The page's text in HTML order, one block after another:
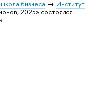
бизнеса
Институт
2025» состоялся